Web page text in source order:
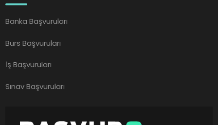
Banka Başvuruları
Burs Başvuruları
İş Başvuruları
Sınav Başvuruları